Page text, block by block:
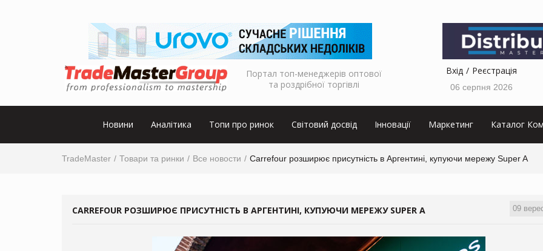
Портал топ-менеджерів оптової
та роздрібної торгівлі
Вхід Реєстрація
06 серпня 2026
Новини Аналітика Топи про ринок Світовий досвід Інновації Маркетинг Каталог
TradeMaster Товари та ринки Все новости Carrefour розширює присутність в Аргентині, купуючи мережу Super A
09
CARREFOUR РОЗШИРЮЄ ПРИСУТНІСТЬ В АРГЕНТИНІ, КУПУЮЧИ МЕРЕЖУ SUPER A